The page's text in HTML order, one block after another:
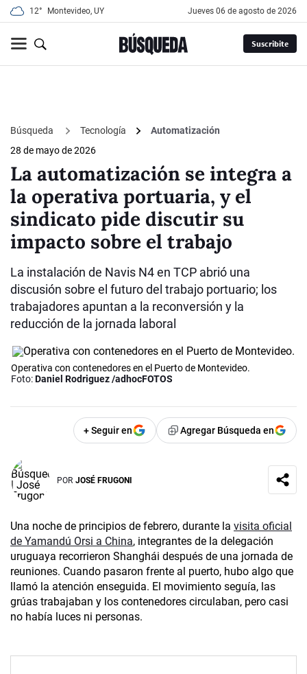
12° Montevideo, UY jueves 06 de agosto de 2026
Suscribite
Búsqueda Tecnología
Automatización
28 de mayo de 2026
La automatización se integra a
la operativa portuaria, y el
sindicato pide discutir su
impacto sobre el trabajo
La instalación de Navis N4 en TCP abrió una
discusión sobre el futuro del trabajo portuario; los
trabajadores apuntan a la reconversión y la
reducción de la jornada laboral
Operativa con contenedores en el Puerto de Montevideo.
Foto:Daniel Rodriguez /adhocFOTOS
+ Seguir en Agregar Búsqueda en
POR JOSÉ FRUGONI
Una noche de principios de febrero, durante la visita oficial
de Yamandú Orsi a China, integrantes de la delegación
uruguaya recorrieron Shanghái después de una jornada de
reuniones. Cuando pasaron frente al puerto, hubo algo que
llamó la atención enseguida. El movimiento seguía, las
grúas trabajaban y los contenedores circulaban, pero casi
no había luces ni personas.